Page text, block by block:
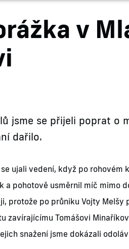
v
jsme se přijeli poprat o
dařilo.
ujali vedení, když po rohovém
a pohotově usměrnil míč mimo
protože po průniku Vojty Melšy
zavírajícímu Tomášovi
snažení jsme dokázali